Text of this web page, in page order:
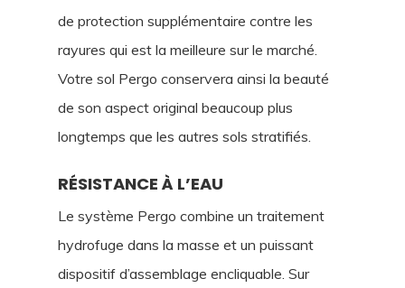
de protection supplémentaire contre les
rayures qui est la meilleure sur le marché.
Votre sol Pergo conservera ainsi la beauté
de son aspect original beaucoup plus
longtemps que les autres sols stratifiés.
RÉSISTANCE À L’EAU
Le système Pergo combine un traitement
hydrofuge dans la masse et un puissant
dispositif d’assemblage encliquable. Sur